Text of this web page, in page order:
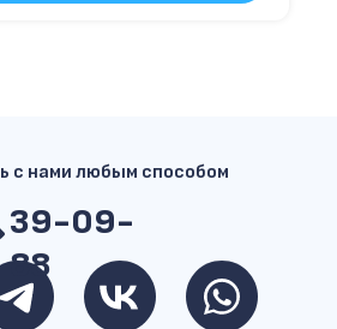
39-09-
88
с нами любым способом